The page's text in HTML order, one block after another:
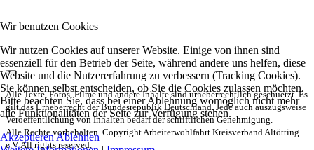
Alle Texte, Fotos, Filme und andere Inhalte sind urheberrechtlich geschuetzt. Es
gilt das Urheberrecht der Bundesrepublik Deutschland. Jede auch auszugsweise
Veroeffentlichung von Inhalten bedarf der schriftlichen Genehmigung.
Alle Rechte vorbehalten. Copyright Arbeiterwohlfahrt Kreisverband Altötting
e.V. All rights reserved.
Wir benutzen Cookies
Wir nutzen Cookies auf unserer Website. Einige von ihnen sind
essenziell für den Betrieb der Seite, während andere uns helfen, diese
Website und die Nutzererfahrung zu verbessern (Tracking Cookies).
Sie können selbst entscheiden, ob Sie die Cookies zulassen möchten.
Bitte beachten Sie, dass bei einer Ablehnung womöglich nicht mehr
alle Funktionalitäten der Seite zur Verfügung stehen.
Akzeptieren Ablehnen